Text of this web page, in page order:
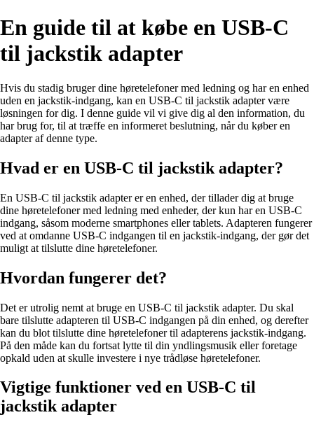
En guide til at købe en USB-C
til jackstik adapter
Hvis du stadig bruger dine høretelefoner med ledning og har en enhed
uden en jackstik-indgang, kan en USB-C til jackstik adapter være
løsningen for dig. I denne guide vil vi give dig al den information, du
har brug for, til at træffe en informeret beslutning, når du køber en
adapter af denne type.
Hvad er en USB-C til jackstik adapter?
En USB-C til jackstik adapter er en enhed, der tillader dig at bruge
dine høretelefoner med ledning med enheder, der kun har en USB-C
indgang, såsom moderne smartphones eller tablets. Adapteren fungerer
ved at omdanne USB-C indgangen til en jackstik-indgang, der gør det
muligt at tilslutte dine høretelefoner.
Hvordan fungerer det?
Det er utrolig nemt at bruge en USB-C til jackstik adapter. Du skal
bare tilslutte adapteren til USB-C indgangen på din enhed, og derefter
kan du blot tilslutte dine høretelefoner til adapterens jackstik-indgang.
På den måde kan du fortsat lytte til din yndlingsmusik eller foretage
opkald uden at skulle investere i nye trådløse høretelefoner.
Vigtige funktioner ved en USB-C til
jackstik adapter